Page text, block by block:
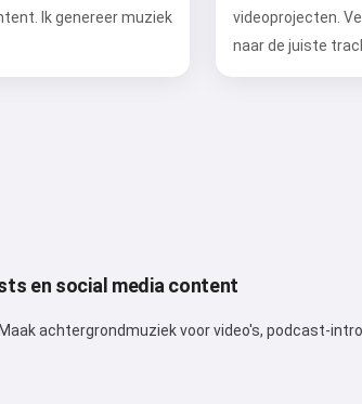
Ik genereer muziek
videoprojecten.
naar de juiste
en social media content
achtergrondmuziek voor video's, podcast-
en felicitaties 🥰